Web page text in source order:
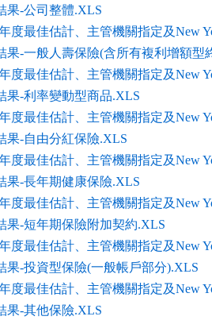
果-公司整體.XLS
度最佳估計、主管機關指定及New
果-一般人壽保險(含所有複利增額型
度最佳估計、主管機關指定及New
果-利率變動型商品.XLS
度最佳估計、主管機關指定及New
果-自由分紅保險.XLS
度最佳估計、主管機關指定及New
果-長年期健康保險.XLS
度最佳估計、主管機關指定及New
果-短年期保險附加契約.XLS
度最佳估計、主管機關指定及New
果-投資型保險(一般帳戶部分).XLS
度最佳估計、主管機關指定及New
果-其他保險.XLS